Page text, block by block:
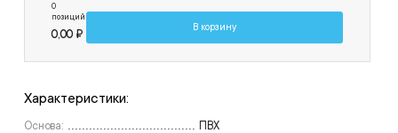
0
позиций
0,00 ₽
В корзину
Характеристики:
Основа:
ПВХ